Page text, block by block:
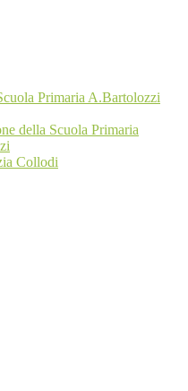
Primaria A.Bartolozzi
della Scuola Primaria
Collodi